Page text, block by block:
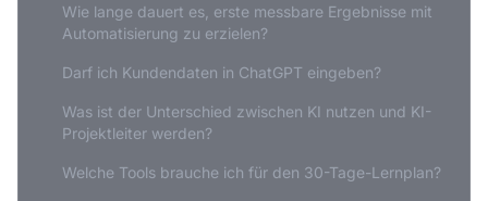
Wie lange dauert es, erste messbare Ergebnisse mit
Automatisierung zu erzielen?
Darf ich Kundendaten in ChatGPT eingeben?
Was ist der Unterschied zwischen KI nutzen und KI-
Projektleiter werden?
Welche Tools brauche ich für den 30-Tage-Lernplan?